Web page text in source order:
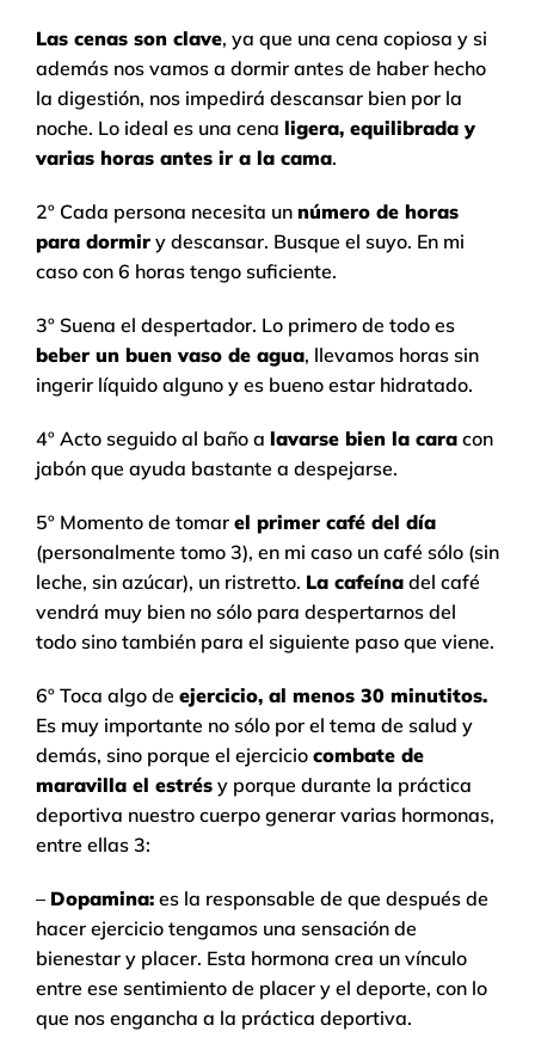
Las cenas son clave, ya que una cena copiosa y si
además nos vamos a dormir antes de haber hecho
la digestión, nos impedirá descansar bien por la
noche. Lo ideal es una cena ligera, equilibrada y
varias horas antes ir a la cama.
2º Cada persona necesita un número de horas
para dormir y descansar. Busque el suyo. En mi
caso con 6 horas tengo suficiente.
3º Suena el despertador. Lo primero de todo es
beber un buen vaso de agua, llevamos horas sin
ingerir líquido alguno y es bueno estar hidratado.
4º Acto seguido al baño a lavarse bien la cara con
jabón que ayuda bastante a despejarse.
5º Momento de tomar el primer café del día
(personalmente tomo 3), en mi caso un café sólo (sin
leche, sin azúcar), un ristretto. La cafeína del café
vendrá muy bien no sólo para despertarnos del
todo sino también para el siguiente paso que viene.
6º Toca algo de ejercicio, al menos 30 minutitos.
Es muy importante no sólo por el tema de salud y
demás, sino porque el ejercicio combate de
maravilla el estrés y porque durante la práctica
deportiva nuestro cuerpo generar varias hormonas,
entre ellas 3:
– Dopamina: es la responsable de que después de
hacer ejercicio tengamos una sensación de
bienestar y placer. Esta hormona crea un vínculo
entre ese sentimiento de placer y el deporte, con lo
que nos engancha a la práctica deportiva.